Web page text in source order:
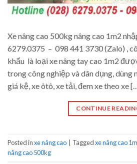
Xe nâng cao 500kg nâng cao 1m2
6279.0375 – 098 441 3730 (Zalo) ,
khẩu là loại xe nâng tay cao 1m2
trong công nghiệp và dân dụng, dùng
giá kệ, xe ôtô, xe tải, đem xe theo xe
CONTINUE
Posted inxe nâng cao Taggedxe nâng cao
nâng cao 500kg